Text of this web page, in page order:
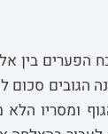
הפערים
הגובים
ומסריו